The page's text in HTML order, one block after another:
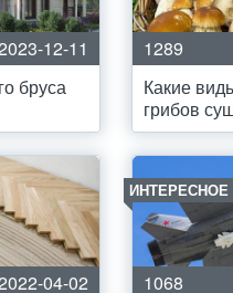
12-11
бруса
1289
Какие
грибов
04-02
ИНТЕРЕСНОЕ
1068